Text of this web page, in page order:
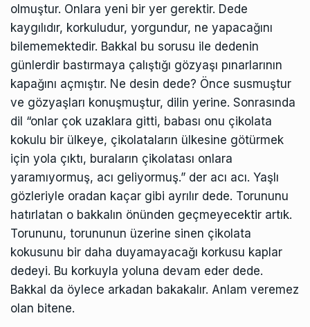
olmuştur. Onlara yeni bir yer gerektir. Dede
kaygılıdır, korkuludur, yorgundur, ne yapacağını
bilememektedir. Bakkal bu sorusu ile dedenin
günlerdir bastırmaya çalıştığı gözyaşı pınarlarının
kapağını açmıştır. Ne desin dede? Önce susmuştur
ve gözyaşları konuşmuştur, dilin yerine. Sonrasında
dil “onlar çok uzaklara gitti, babası onu çikolata
kokulu bir ülkeye, çikolataların ülkesine götürmek
için yola çıktı, buraların çikolatası onlara
yaramıyormuş, acı geliyormuş.” der acı acı. Yaşlı
gözleriyle oradan kaçar gibi ayrılır dede. Torununu
hatırlatan o bakkalın önünden geçmeyecektir artık.
Torununu, torununun üzerine sinen çikolata
kokusunu bir daha duyamayacağı korkusu kaplar
dedeyi. Bu korkuyla yoluna devam eder dede.
Bakkal da öylece arkadan bakakalır. Anlam veremez
olan bitene.